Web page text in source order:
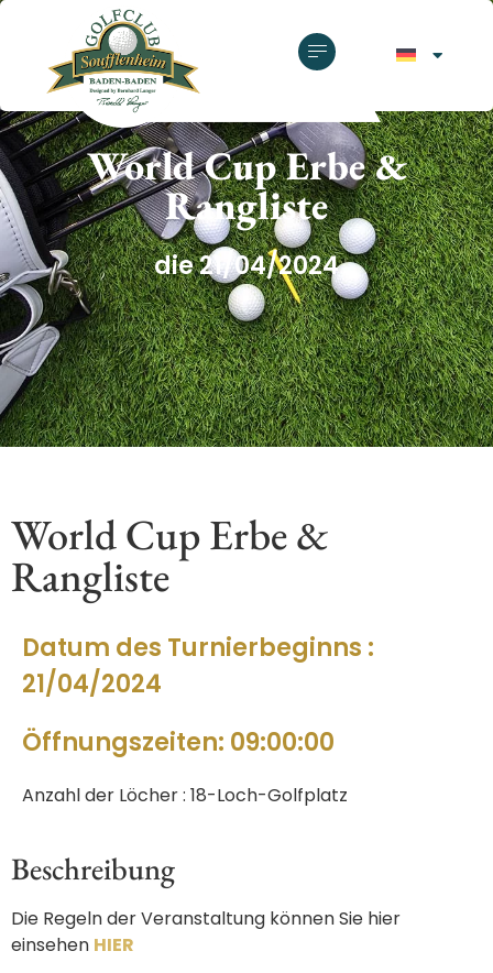
World Cup Erbe &
Rangliste
die 21/04/2024
World Cup Erbe &
Rangliste
Datum des Turnierbeginns :
21/04/2024
Öffnungszeiten: 09:00:00
Anzahl der Löcher : 18-Loch-Golfplatz
Beschreibung
Die Regeln der Veranstaltung können Sie hier
einsehen HIER